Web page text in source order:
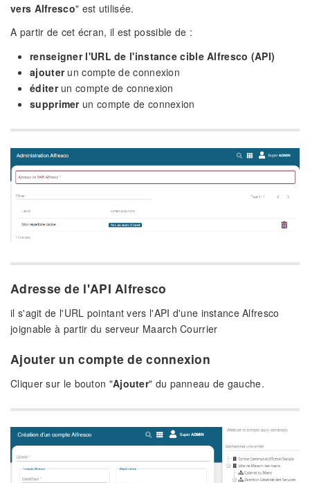
vers Alfresco" est utilisée.
A partir de cet écran, il est possible de :
renseigner l'URL de l'instance cible Alfresco (API)
ajouterun compte de connexion
éditerun compte de connexion
supprimerun compte de connexion
Adresse de l'API Alfresco
il s'agit de l'URL pointant vers l'API d'une instance Alfresco
joignable à partir du serveur Maarch Courrier
Ajouter un compte de connexion
Cliquer sur le bouton "Ajouter" du panneau de gauche.